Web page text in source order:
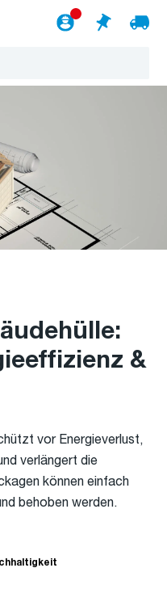
&
vor Energieverlust,
verlängert die
können einfach
behoben werden.